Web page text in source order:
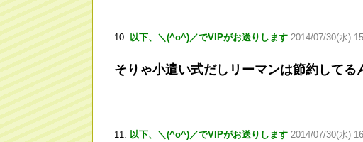
10: 以下、＼(^o^)／でVIPがお送りします 2014/07/30(水)
そりゃ小遣い式だしリーマンは節約してる
11: 以下、＼(^o^)／でVIPがお送りします 2014/07/30(水)